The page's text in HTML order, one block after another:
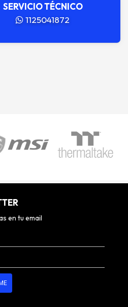
SERVICIO TÉCNICO
1125041872
en tu email